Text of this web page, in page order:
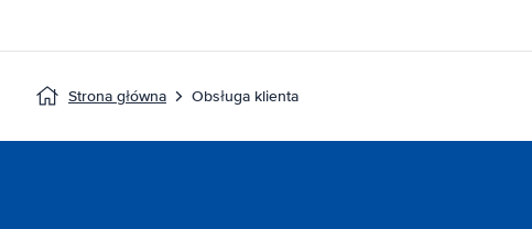
Strona główna Obsługa klienta